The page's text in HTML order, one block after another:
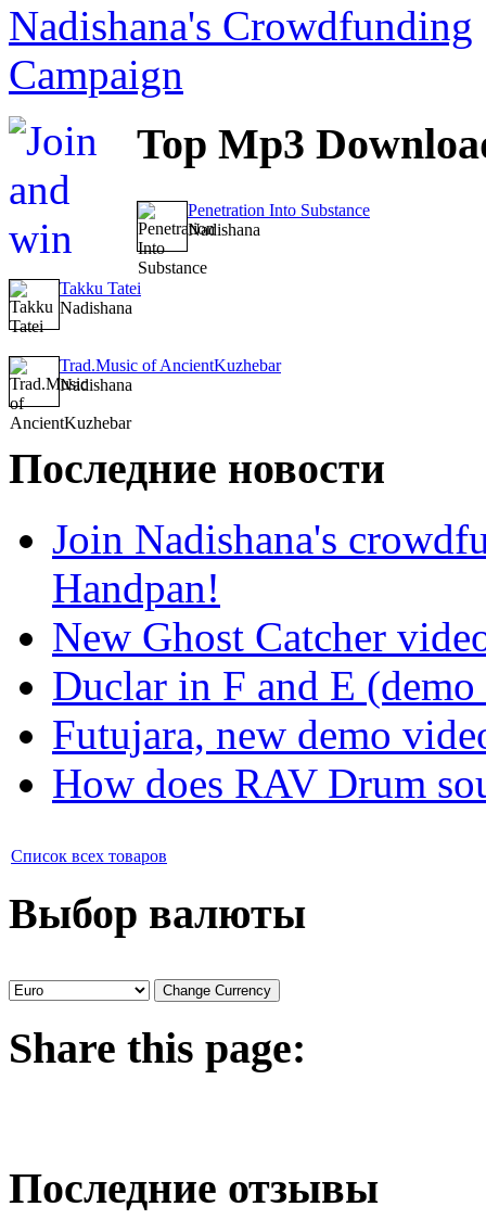
Nadishana's Crowdfunding
Campaign
Top Mp3
Penetration Into Substance
Nadishana
Takku Tatei
Nadishana
Trad.Music of AncientKuzhebar
Nadishana
Последние новости
Join Nadishana's
Handpan!
New Ghost Catcher
Duclar in F and E
Futujara, new demo
How does RAV Drum
Список всех товаров
Выбор валюты
Share this page:
Последние отзывы